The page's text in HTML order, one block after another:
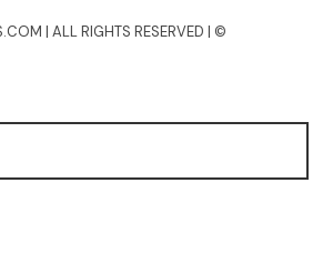
| ALL RIGHTS RESERVED | ©